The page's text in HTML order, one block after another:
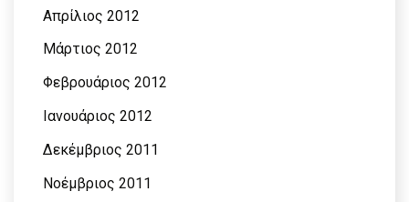
Απρίλιος 2012
Μάρτιος 2012
Φεβρουάριος 2012
Ιανουάριος 2012
Δεκέμβριος 2011
Νοέμβριος 2011